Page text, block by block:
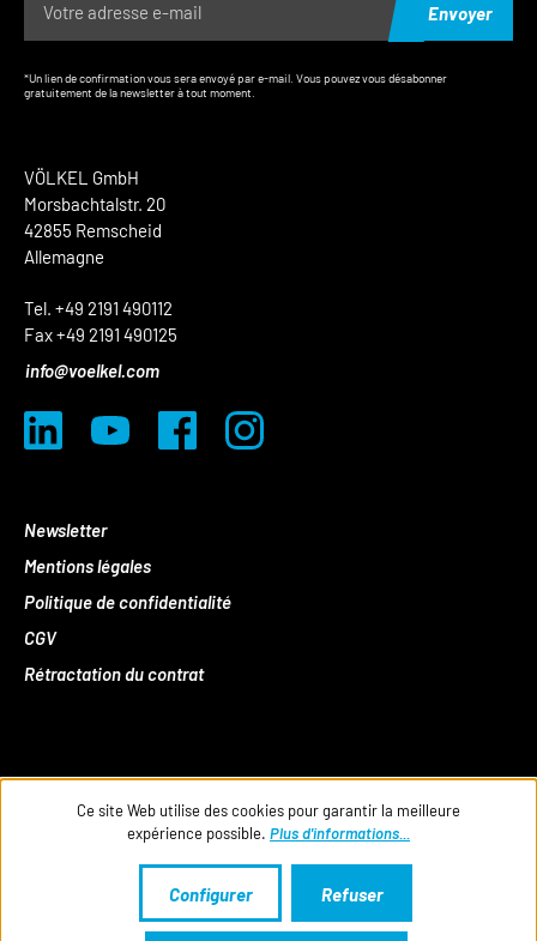
VÖLKEL GmbH
Morsbachtalstr. 20
42855 Remscheid
Allemagne
Tel. +49 2191 490112
Fax +49 2191 490125
info@voelkel.com
Newsletter
Mentions légales
Politique de confidentialité
CGV
Rétractation du contrat
Envoyer
*Un lien de confirmation vous sera envoyé par e-mail. Vous pouvez vous désabonner
gratuitement de la newsletter à tout moment.
Ce site Web utilise des cookies pour garantir la meilleure
expérience possible. Plus d'informations...
Refuser
Configurer